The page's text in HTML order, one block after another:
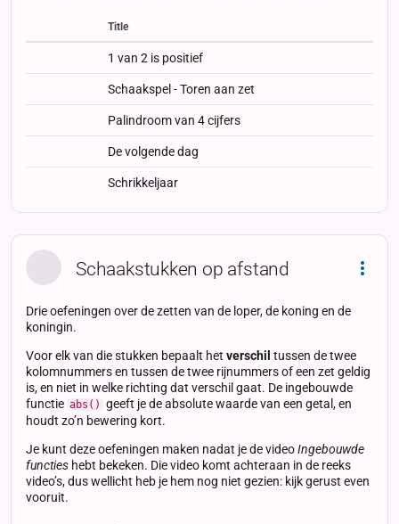
StatusStatus Type
Title
1 van 2 is positief
Schaakspel - Toren aan zet
Palindroom van 4 cijfers
De volgende dag
Schrikkeljaar
Schaakstukken op afstand
Drie oefeningen over de zetten van de loper, de koning en de
koningin.
Voor elk van die stukken bepaalt het verschil tussen de twee
kolomnummers en tussen de twee rijnummers of een zet geldig
is, en niet in welke richting dat verschil gaat. De ingebouwde
functie abs() geeft je de absolute waarde van een getal, en
houdt zo’n bewering kort.
Je kunt deze oefeningen maken nadat je de videoIngebouwde
functies hebt bekeken. Die video komt achteraan in de reeks
video’s, dus wellicht heb je hem nog niet gezien: kijk gerust even
vooruit.